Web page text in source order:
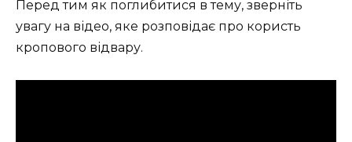
Перед тим як поглибитися в тему, зверніть
увагу на відео, яке розповідає про користь
кропового відвару.